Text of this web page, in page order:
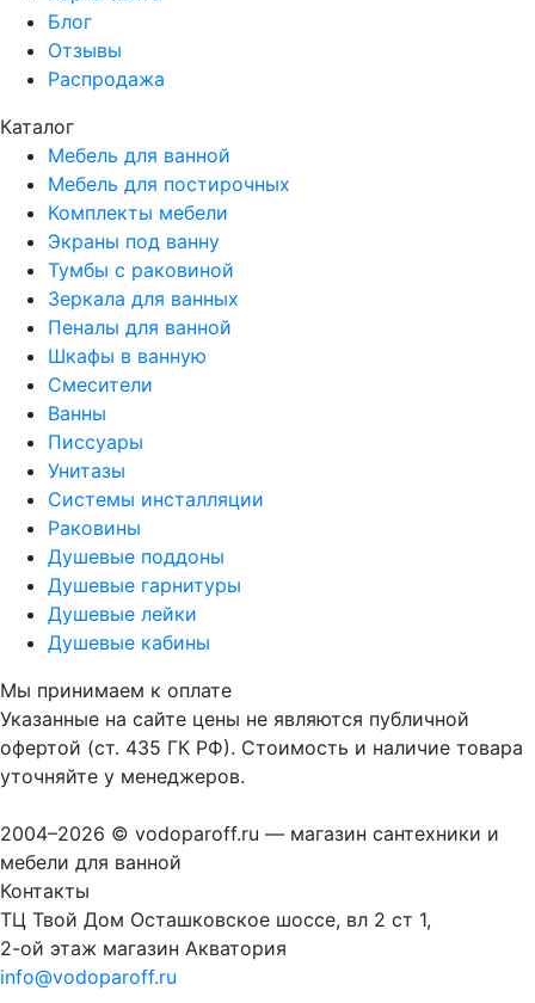
Блог
Отзывы
Распродажа
Каталог
Мебель для ванной
Мебель для постирочных
Комплекты мебели
Экраны под ванну
Тумбы с раковиной
Зеркала для ванных
Пеналы для ванной
Шкафы в ванную
Смесители
Ванны
Писсуары
Унитазы
Системы инсталляции
Раковины
Душевые поддоны
Душевые гарнитуры
Душевые лейки
Душевые кабины
Мы принимаем к оплате
Указанные на сайте цены не являются публичной
офертой (ст. 435 ГК РФ). Стоимость и наличие товара
уточняйте у менеджеров.
2004–2026 © vodoparoff.ru — магазин сантехники и
мебели для ванной
Контакты
ТЦ Твой Дом Осташковское шоссе, вл 2 ст 1,
2-ой этаж магазин Акватория
info@vodoparoff.ru